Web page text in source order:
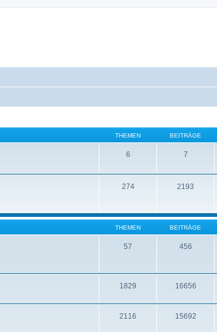
THEMEN BEITRÄGE
6 7
274 2193
THEMEN BEITRÄGE
57 456
1829 16656
2116 15692